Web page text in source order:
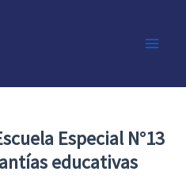
Especial N°13
educativas